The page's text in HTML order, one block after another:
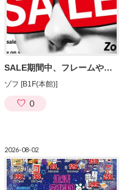
SALE期間中、フレームやサングラスが20％～50％OFFに！
ゾフ [B1F(本館)]
0
2026-08-02